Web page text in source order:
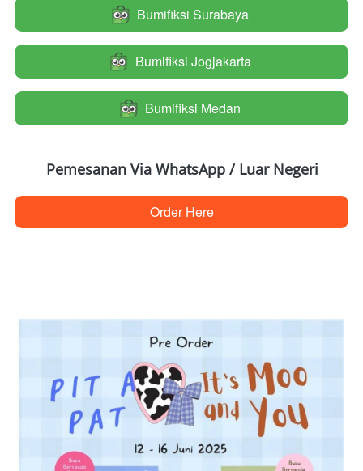
` Bumifiksi Surabaya
` Bumifiksi Jogjakarta
` Bumifiksi Medan
Pemesanan Via WhatsApp / Luar Negeri
`
Order Here